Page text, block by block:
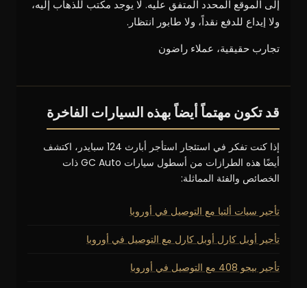
إلى الموقع المحدد المتفق عليه. لا يوجد مكتب للذهاب إليه،
ولا إيداع للدفع نقداً، ولا طابور انتظار.
تجارب حقيقية، عملاء راضون
قد تكون مهتماً أيضاً بهذه السيارات الفاخرة
إذا كنت تفكر في استئجار استأجر أبارث 124 سبايدر، اكتشف
أيضًا هذه الطرازات من أسطول سيارات GC Auto ذات
الخصائص والفئة المماثلة:
تأجير سيات ألتيا مع التوصيل في أوروبا
تأجير أوبل كارل أوبل كارل مع التوصيل في أوروبا
تأجير بيجو 408 مع التوصيل في أوروبا